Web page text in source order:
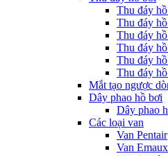
Thu đáy
Thu đáy
Thu đáy
Thu đáy
Thu đáy
Thu đáy
Mắt tạo ngược
Dây phao hồ bơi
Dây phao
Các loại van
Van Pentair
Van Emaux